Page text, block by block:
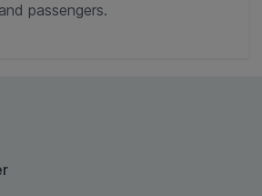
passengers.